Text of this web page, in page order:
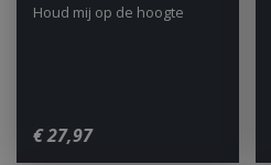
€27,97
Houd mij op de hoogte